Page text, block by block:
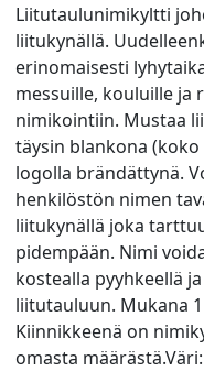
Liitutaulunimikyltti
liitukynällä.
erinomaisesti
messuille, kouluille ja
nimikointiin. Mustaa
täysin blankona
logolla brändättynä.
henkilöstön nimen
liitukynällä joka
pidempään. Nimi
kostealla pyyhkeellä
liitutauluun. Mukana
Kiinnikkeenä on
omasta